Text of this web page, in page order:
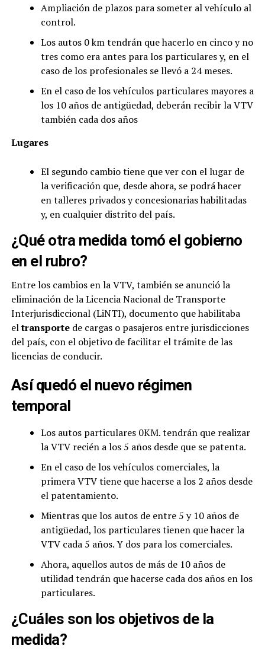
Ampliación de plazos para someter al vehículo al
control.
Los autos 0 km tendrán que hacerlo en cinco y no
tres como era antes para los particulares y, en el
caso de los profesionales se llevó a 24 meses.
En el caso de los vehículos particulares mayores a
los 10 años de antigüedad, deberán recibir la VTV
también cada dos años
Lugares
El segundo cambio tiene que ver con el lugar de
la verificación que, desde ahora, se podrá hacer
en talleres privados y concesionarias habilitadas
y, en cualquier distrito del país.
¿Qué otra medida tomó el gobierno
en el rubro?
Entre los cambios en la VTV, también se anunció la
eliminación de la Licencia Nacional de Transporte
Interjurisdiccional (LiNTI), documento que habilitaba
eltransporte de cargas o pasajeros entre jurisdicciones
del país, con el objetivo de facilitar el trámite de las
licencias de conducir.
Así quedó el nuevo régimen
temporal
Los autos particulares 0KM. tendrán que realizar
la VTV recién a los 5 años desde que se patenta.
En el caso de los vehículos comerciales, la
primera VTV tiene que hacerse a los 2 años desde
el patentamiento.
Mientras que los autos de entre 5 y 10 años de
antigüedad, los particulares tienen que hacer la
VTV cada 5 años. Y dos para los comerciales.
Ahora, aquellos autos de más de 10 años de
utilidad tendrán que hacerse cada dos años en los
particulares.
¿Cuáles son los objetivos de la
medida?